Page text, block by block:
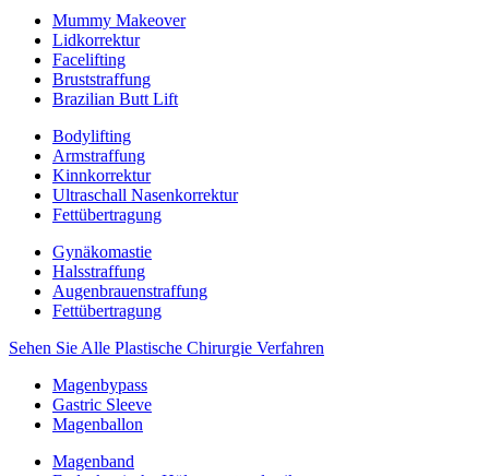
Mummy Makeover
Lidkorrektur
Facelifting
Bruststraffung
Brazilian Butt Lift
Bodylifting
Armstraffung
Kinnkorrektur
Ultraschall Nasenkorrektur
Fettübertragung
Gynäkomastie
Halsstraffung
Augenbrauenstraffung
Fettübertragung
Sehen Sie Alle Plastische Chirurgie Verfahren
Magenbypass
Gastric Sleeve
Magenballon
Magenband